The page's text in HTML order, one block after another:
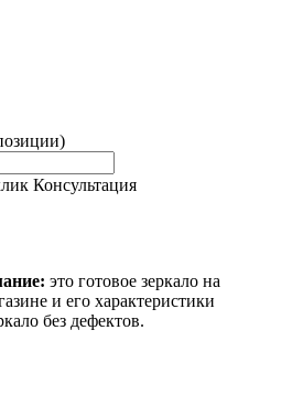
Консультация
это готовое зеркало на
и его характеристики
без дефектов.